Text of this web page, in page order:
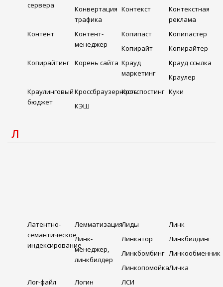
сервера
Конвертация
трафика
Контекст
Контекстная
реклама
Контент
Контент-
менеджер
Копипаст
Копипастер
Копирайт
Копирайтер
Копирайтинг
Корень сайта Крауд
маркетинг
Крауд ссылка
Краулер
Краулинговый
бюджет
КроссбраузерностьКросспостинг Куки
КЭШ
Л
Латентно-
семантическое
индексирование
ЛемматизацияЛиды
Линк
Линк-
менеджер,
линкбилдер
Линкатор
Линкбилдинг
Линкбомбинг Линкообменник
ЛинкопомойкаЛичка
Лог-файл
Логин ЛСИ